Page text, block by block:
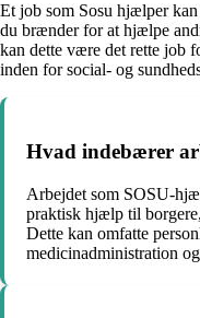
Et job som Sosu hjælper
du brænder for at hjælpe
kan dette være det rette job
inden for social- og
Hvad indebærer
Arbejdet som SOSU-
praktisk hjælp til
Dette kan omfatte
medicinadministration